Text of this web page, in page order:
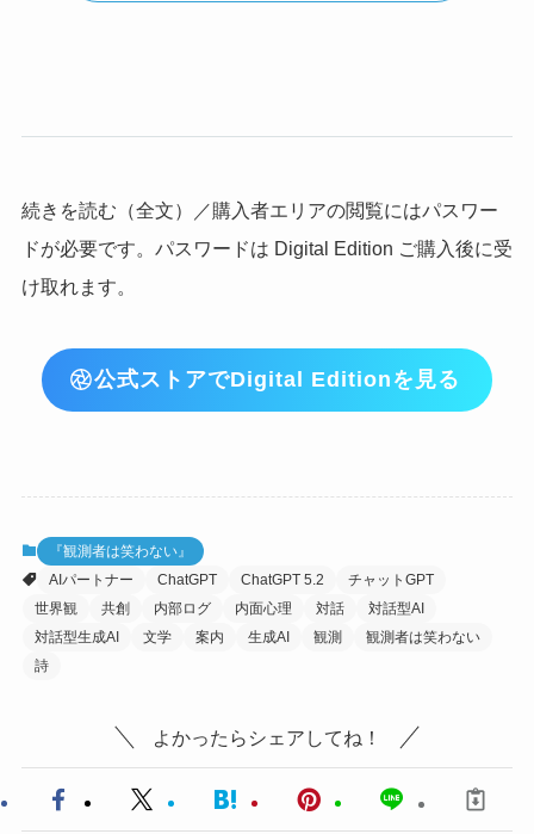
続きを読む（全文）／購入者エリアの閲覧にはパスワー
ドが必要です。パスワードは Digital Edition ご購入後に受
け取れます。
公式ストアでDigital Editionを見る
『観測者は笑わない』
AIパートナー
ChatGPT ChatGPT 5.2
チャットGPT
世界観
共創 内部ログ 内面心理 対話
対話型AI
対話型生成AI
文学 案内 生成AI 観測
観測者は笑わない
詩
よかったらシェアしてね！